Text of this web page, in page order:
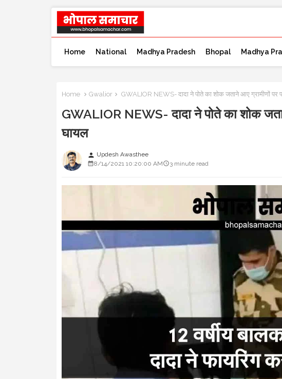
Home National Madhya Pradesh Bhopal Madhya
Home Gwalior GWALIOR NEWS- दादा ने पोते का शोक जताने आए ग्रामीणों पर
GWALIOR NEWS- दादा ने पोते का शोक
घायल
person Updesh Awasthee
8/14/2021 10:20:00 AM
3 minute read